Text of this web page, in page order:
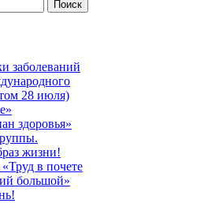
заболеваний
28 июля)
здоровья»
жизни!
в почете
большой»